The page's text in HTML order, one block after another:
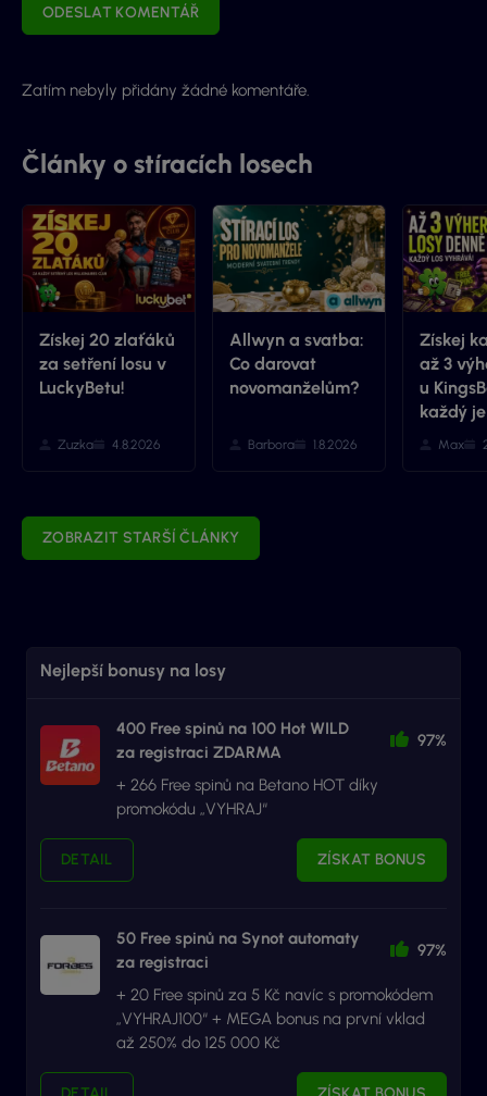
ODESLAT KOMENTÁŘ
Zatím nebyly přidány žádné komentáře.
Články o stíracích losech
Získej 20 zlaťáků
za setření losu v
LuckyBetu!
Zuzka 4.8.2026
Allwyn a svatba:
Co darovat
novomanželům?
Barbora 1.8.2026
Získej
až 3
u
každý
Max
ZOBRAZIT STARŠÍ ČLÁNKY
Nejlepší bonusy na losy
400 Free spinů na 100 Hot WILD
za registraci ZDARMA
97%
+ 266 Free spinů na Betano HOT díky
promokódu „VYHRAJ“
DETAIL ZÍSKAT BONUS
50 Free spinů na Synot automaty
za registraci
97%
+ 20 Free spinů za 5 Kč navíc s promokódem
„VYHRAJ100“ + MEGA bonus na první vklad
až 250% do 125 000 Kč